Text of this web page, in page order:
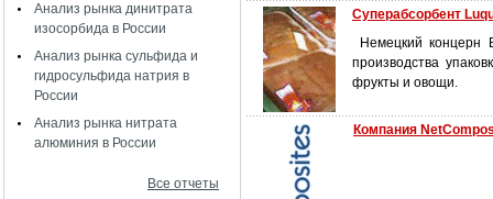
Анализ рынка динитрата
изосорбида в России
Анализ рынка сульфида и
гидросульфида натрия в
России
Анализ рынка нитрата
алюминия в России
Все отчеты
Суперабсорбент
Немецкий концерн
производства
фрукты и овощи.
Компания